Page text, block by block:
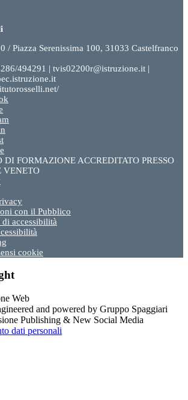
/ Piazza Serenissima 100, 31033 Castelfranco
494291 | tvis02200r@istruzione.it |
DI FORMAZIONE ACCREDITATO PRESSO
VENETO
con il Pubblico
accessibilità
cookie
and powered by Gruppo Spaggiari
Publishing & New Social Media
dati personali